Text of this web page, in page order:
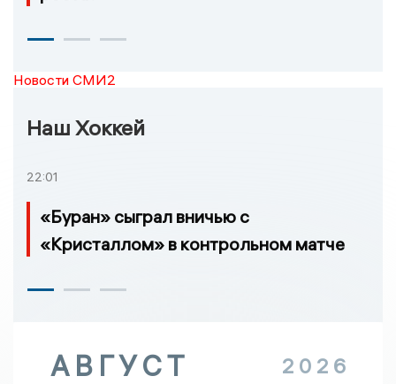
Новости СМИ2
Наш Хоккей
22:01
«Буран» сыграл вничью с
«Кристаллом» в контрольном матче
АВГУСТ 2026